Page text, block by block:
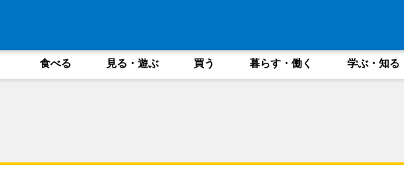
食べる 見る・遊ぶ 買う 暮らす・働く 学ぶ・知る